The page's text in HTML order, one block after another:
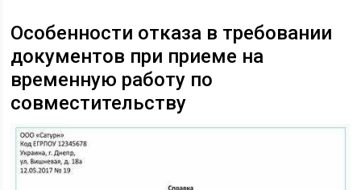
Особенности отказа в требовании
документов при приеме на
временную работу по
совместительству